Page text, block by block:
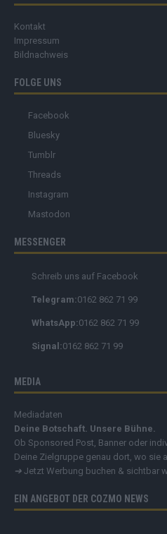
Kontakt
Impressum
Bildnachweis
FOLGE UNS
Facebook
Bluesky
Tumblr
Threads
Instagram
Mastodon
MESSENGER
Schreib uns auf Facebook